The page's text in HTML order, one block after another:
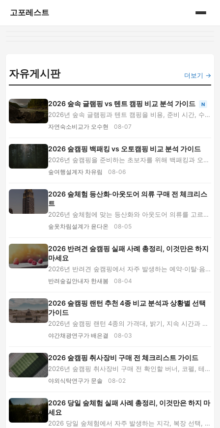
고포레스트
자유게시판
2026 숲속 글램핑 vs 텐트 캠핑 비교 분석 가이드 N
2026년 숲속 글램핑과 텐트 캠핑을 비용, 준비 시간, 수면
환경, 날씨 대응, 자연 몰입감별로 비교합니...
자연숙소비교가 오수현 08-07
2026 숲캠핑 백패킹 vs 오토캠핑 비교 분석 가이드
2026년 숲캠핑을 준비하는 초보자를 위해 백패킹과 오토
캠핑의 비용, 장비, 체력, 계절별 장단점을 대결...
숲여행설계자 차유림 08-06
2026 숲체험 등산화·아웃도어 의류 구매 전 체크리스
트
2026년 숲체험에 맞는 등산화와 아웃도어 의류를 고르는
법을 코스 유형, 착화 시험, 레이어링, 예산별 ...
숲옷차림설계가 윤다온 08-05
2026 반려견 숲캠핑 실패 사례 총정리, 이것만은 하지
마세요
2026년 반려견 숲캠핑에서 자주 발생하는 예약·이탈·음
식·진드기·짖음 실패 사례를 살펴보고, 출발 전 ...
반려숲길안내자 한새봄 08-04
2026 숲캠핑 랜턴 추천 4종 비교 분석과 상황별 선택
가이드
2026년 숲캠핑 랜턴 4종의 가격대, 밝기, 지속 시간과 장
단점을 비교합니다. 가족 캠핑·솔로 캠핑·백패...
야간채광연구가 배은결 08-03
2026 숲캠핑 취사장비 구매 전 체크리스트 가이드
2026년 숲캠핑 취사장비 구매 전 확인할 버너, 코펠, 테이
블, 식기 선택 기준을 정리했습니다. 인원별 ...
야외식탁연구가 문솔 08-02
2026 당일 숲체험 실패 사례 총정리, 이것만은 하지 마
세요
2026 당일 숲체험에서 자주 발생하는 지각, 복장 선택, 과
더보기 →